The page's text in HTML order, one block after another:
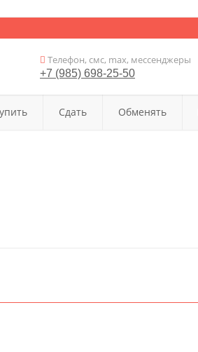
Телефон, смс, max, мессенджеры
+7 (985) 698-25-50
Сдать Обменять